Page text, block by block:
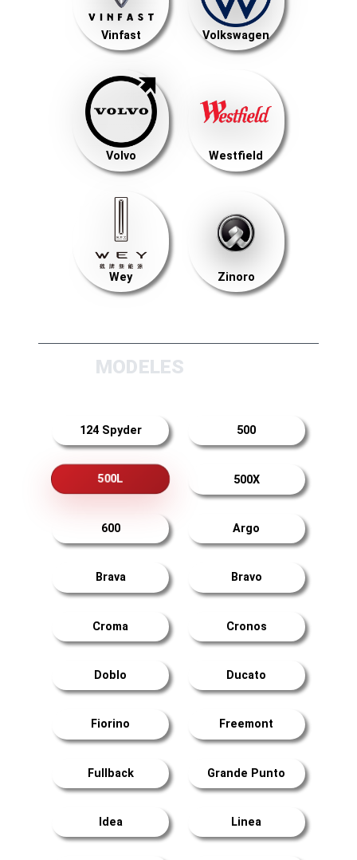
Vinfast Volkswagen
Volvo Westfield
Wey Zinoro
MODELES
124 Spyder 500
500L 500X
600 Argo
Brava Bravo
Croma Cronos
Doblo Ducato
Fiorino Freemont
Fullback Grande Punto
Idea Linea